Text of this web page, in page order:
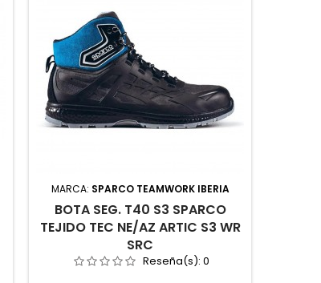
MARCA: SPARCO TEAMWORK IBERIA
BOTA SEG. T40 S3 SPARCO
TEJIDO TEC NE/AZ ARTIC S3 WR
SRC
Reseña(s): 0